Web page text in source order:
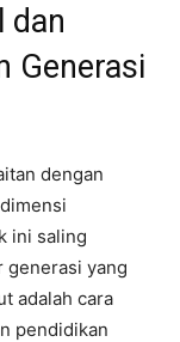
dan
Generasi
dengan
ini saling
generasi yang
adalah cara
pendidikan